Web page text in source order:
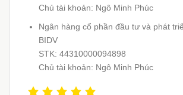
Chủ tài khoản: Ngô Minh Phúc
Ngân hàng cổ phần đầu tư và phát
BIDV
STK: 44310000094898
Chủ tài khoản: Ngô Minh Phúc